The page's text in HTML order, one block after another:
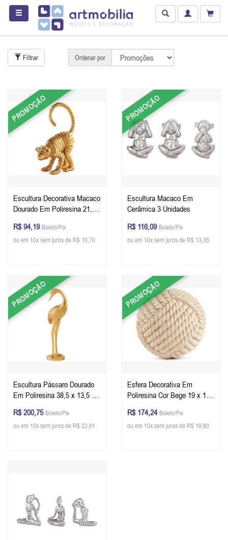
Filtrar Ordenar por
PROMOÇÃO
Escultura Decorativa Macaco
Dourado Em Poliresina 21,5
R$ 94,19 Boleto/Pix
ou em 10x sem juros de R$ 10,70
PROMOÇÃO
Escultura Macaco Em
Cerâmica 3 Unidades
R$ 116,09 Boleto/Pix
ou em 10x sem juros de R$ 13,35
PROMOÇÃO
Escultura Pássaro Dourado
Em Poliresina 38,5 x 13,5 x
R$ 200,75 Boleto/Pix
ou em 10x sem juros de R$ 22,81
PROMOÇÃO
Esfera Decorativa Em
Poliresina Cor Bege 19 x 19
R$ 174,24 Boleto/Pix
ou em 10x sem juros de R$ 19,80